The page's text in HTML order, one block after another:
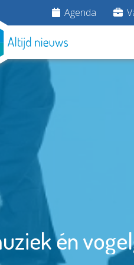
Agenda
én